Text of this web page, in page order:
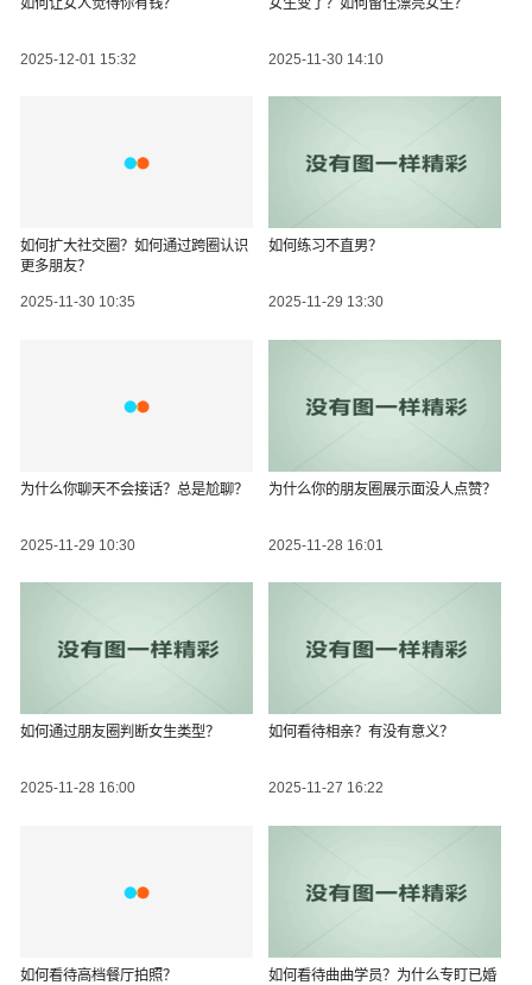
如何让女人觉得你有钱？
2025-12-01 15:32
女生变了？如何留住漂亮女生？
2025-11-30 14:10
如何扩大社交圈？如何通过跨圈认识
更多朋友？
2025-11-30 10:35
如何练习不直男？
2025-11-29 13:30
为什么你聊天不会接话？总是尬聊？
2025-11-29 10:30
为什么你的朋友圈展示面没人点赞？
2025-11-28 16:01
如何通过朋友圈判断女生类型？
2025-11-28 16:00
如何看待相亲？有没有意义？
2025-11-27 16:22
如何看待高档餐厅拍照？
如何看待曲曲学员？为什么专盯已婚